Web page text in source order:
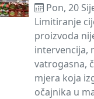
Pon, 20
Limitiranje
proizvoda
intervencija,
vatrogasna,
mjera koja
očajnika u